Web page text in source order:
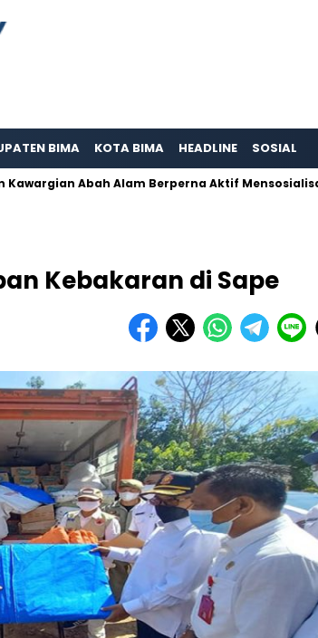
BIMA KOTA BIMA HEADLINE SOSIAL
Abah Alam Berperna Aktif Mensosialisasikan
Kebakaran di Sape